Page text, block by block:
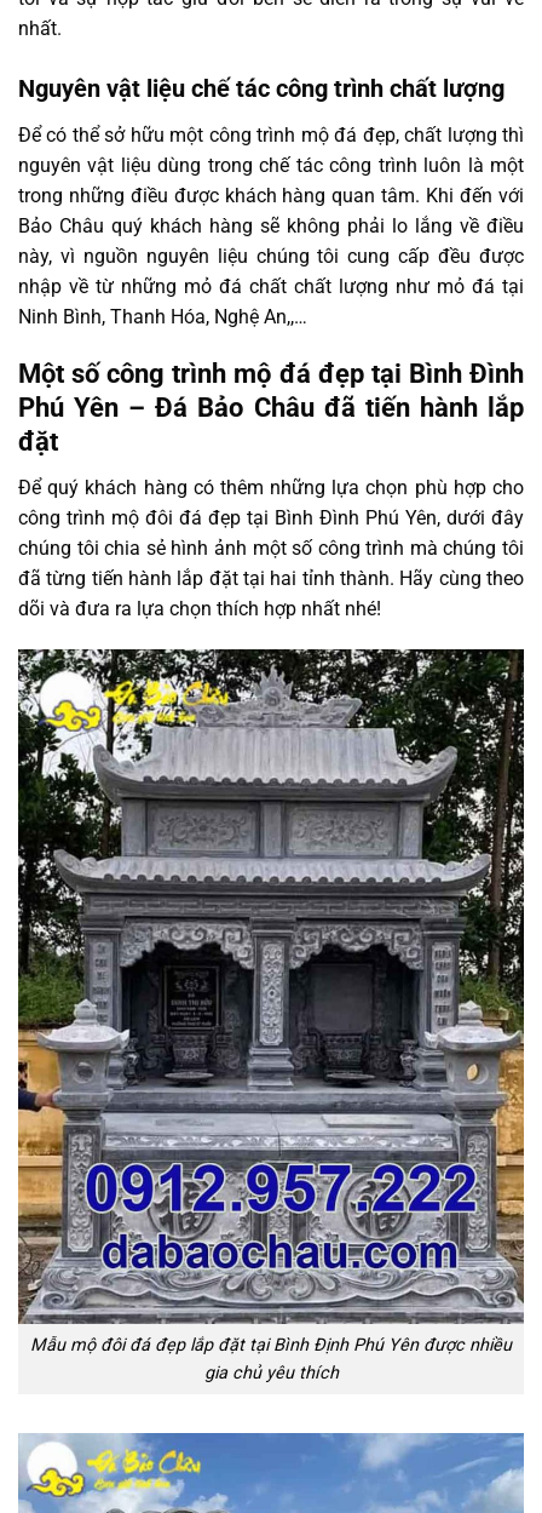
nhất.
Nguyên vật liệu chế tác công trình chất lượng
Để có thể sở hữu một công trình mộ đá đẹp, chất lượng thì
nguyên vật liệu dùng trong chế tác công trình luôn là một
trong những điều được khách hàng quan tâm. Khi đến với
Bảo Châu quý khách hàng sẽ không phải lo lắng về điều
này, vì nguồn nguyên liệu chúng tôi cung cấp đều được
nhập về từ những mỏ đá chất chất lượng như mỏ đá tại
Ninh Bình, Thanh Hóa, Nghệ An,,…
Một số công trình mộ đá đẹp tại Bình Đình
Phú Yên – Đá Bảo Châu đã tiến hành lắp
đặt
Để quý khách hàng có thêm những lựa chọn phù hợp cho
công trình mộ đôi đá đẹp tại Bình Đình Phú Yên, dưới đây
chúng tôi chia sẻ hình ảnh một số công trình mà chúng tôi
đã từng tiến hành lắp đặt tại hai tỉnh thành. Hãy cùng theo
dõi và đưa ra lựa chọn thích hợp nhất nhé!
Mẫu mộ đôi đá đẹp lắp đặt tại Bình Định Phú Yên được nhiều
gia chủ yêu thích